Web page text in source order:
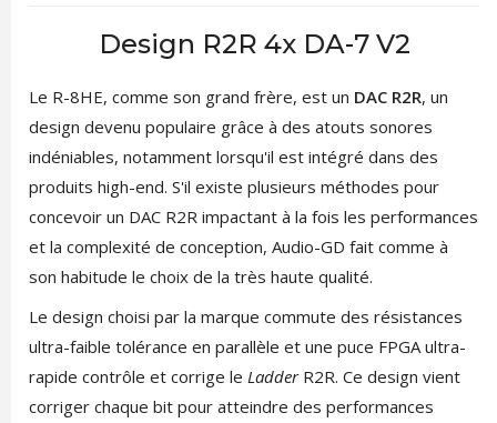
Design R2R 4x DA-7 V2
Le R-8HE, comme son grand frère, est un DAC R2R, un
design devenu populaire grâce à des atouts sonores
indéniables, notamment lorsqu'il est intégré dans des
produits high-end. S'il existe plusieurs méthodes pour
concevoir un DAC R2R impactant à la fois les performances
et la complexité de conception, Audio-GD fait comme à
son habitude le choix de la très haute qualité.
Le design choisi par la marque commute des résistances
ultra-faible tolérance en parallèle et une puce FPGA ultra-
rapide contrôle et corrige le LadderR2R. Ce design vient
corriger chaque bit pour atteindre des performances